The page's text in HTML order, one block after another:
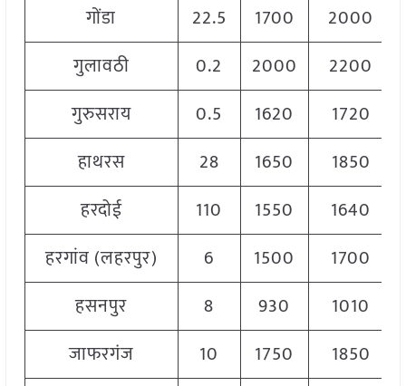
गोंडा
22.5 1700 2000
गुलावठी
0.2 2000 2200
गुरुसराय
0.5 1620 1720
हाथरस
28 1650 1850
हरदोई
110 1550 1640
हरगांव (लहरपुर)
6 1500 1700
हसनपुर
8 930
1010
जाफरगंज
10 1750 1850